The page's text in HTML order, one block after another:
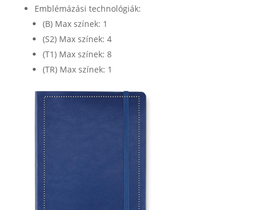
Emblémázási technológiák:
(B) Max színek: 1
(S2) Max színek: 4
(T1) Max színek: 8
(TR) Max színek: 1